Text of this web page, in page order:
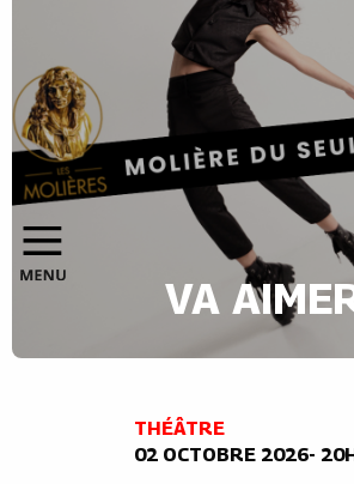
VA
THÉÂTRE
02 OCTOBRE 2026-